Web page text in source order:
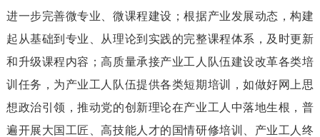
进一步完善微专业、微课程建设；根据产业发展动态，构建
起从基础到专业、从理论到实践的完整课程体系，及时更新
和升级课程内容；高质量承接产业工人队伍建设改革各类培
训任务，为产业工人队伍提供各类短期培训，如做好网上思
想政治引领，推动党的创新理论在产业工人中落地生根，普
遍开展大国工匠、高技能人才的国情研修培训、产业工人终